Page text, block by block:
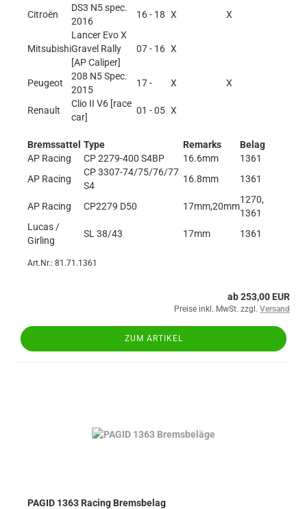
Citroën
DS3 N5 spec.
2016
16 - 18 X X
Mitsubishi
Lancer Evo X
Gravel Rally
[AP Caliper]
07 - 16 X
Peugeot
208 N5 Spec.
2015
17 - X X
Renault
Clio II V6 [race
car]
01 - 05 X
Bremssattel Type Remarks
Belag
AP Racing
CP 2279-400 S4BP 16.6mm
1361
AP Racing
CP 3307-74/75/76/77
S4
16.8mm 1361
AP Racing CP2279 D50 17mm,20mm
1270,
1361
Lucas /
Girling
SL 38/43 17mm 1361
Art.Nr.: 81.71.1361
ab 253,00 EUR
Preise inkl. MwSt. zzgl. Versand
ZUM ARTIKEL
PAGID 1363 Racing Bremsbelag